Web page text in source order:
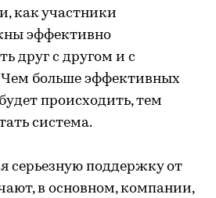
как участники
эффективно
друг с другом и с
Чем больше эффективных
происходить, тем
система.
серьезную поддержку от
в основном, компании,